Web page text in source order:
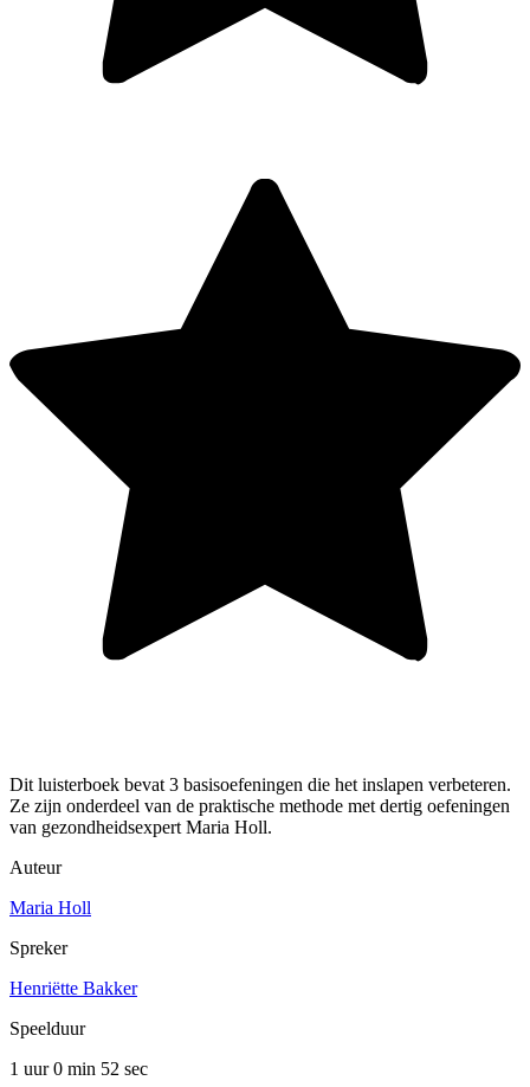
Dit luisterboek bevat 3 basisoefeningen die het inslapen verbeteren.
Ze zijn onderdeel van de praktische methode met dertig oefeningen
van gezondheidsexpert Maria Holl.
Auteur
Maria Holl
Spreker
Henriëtte Bakker
Speelduur
1 uur 0 min 52 sec